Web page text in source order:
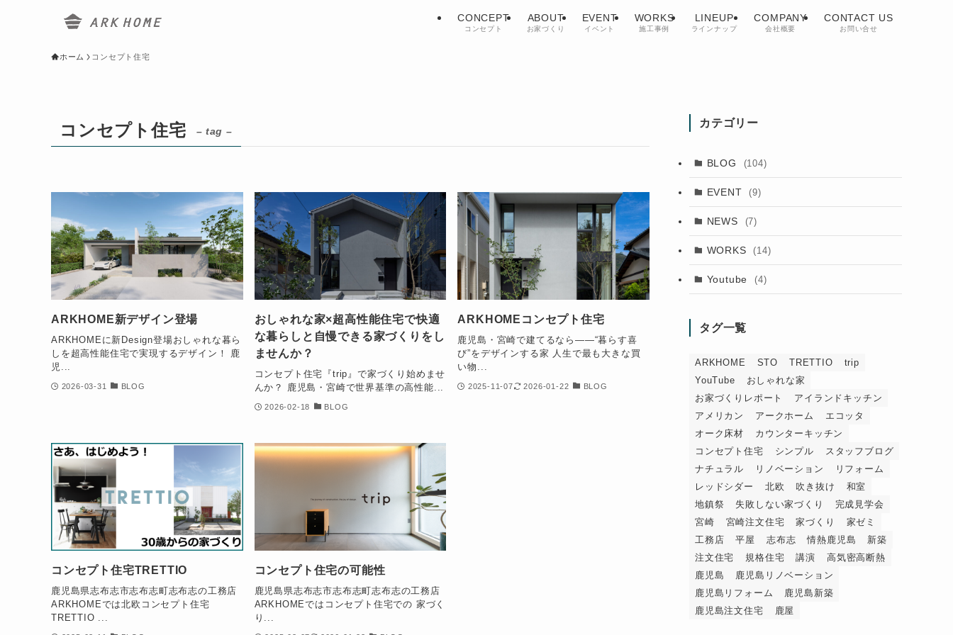
CONCEPT
コンセプト
ABOUT
お家づくり
EVENT
イベント
WORKS
施工事例
LINEUP
ラインナップ
COMPANY
会社概要
CONTACT US
お問い合せ
ホーム コンセプト住宅
コンセプト住宅 – tag –
ARKHOME新デザイン登場
ARKHOMEに新Design登場おしゃれな暮ら
しを超高性能住宅で実現するデザイン！ 鹿
児...
2026-03-31 BLOG
おしゃれな家×超高性能住宅で快適
な暮らしと自慢できる家づくりをし
ませんか？
コンセプト住宅『trip』で家づくり始めませ
んか？ 鹿児島・宮崎で世界基準の高性能...
2026-02-18 BLOG
ARKHOMEコンセプト住宅
鹿児島・宮崎で建てるなら――“暮らす喜
び”をデザインする家 人生で最も大きな買
い物...
2025-11-07 2026-01-22 BLOG
コンセプト住宅TRETTIO
鹿児島県志布志市志布志町志布志の工務店
ARKHOMEでは北欧コンセプト住宅
TRETTIO ...
コンセプト住宅の可能性
鹿児島県志布志市志布志町志布志の工務店
ARKHOMEではコンセプト住宅での 家づく
り...
カテゴリー
BLOG (104)
EVENT (9)
NEWS (7)
WORKS (14)
Youtube (4)
タグ一覧
ARKHOME STO TRETTIO
trip
YouTube
おしゃれな家
お家づくりレポート
アイランドキッチン
アメリカン
アークホーム
エコッタ
オーク床材
カウンターキッチン
コンセプト住宅
シンプル
スタッフブログ
ナチュラル
リノベーション
リフォーム
レッドシダー
北欧 吹き抜け
和室
地鎮祭
失敗しない家づくり
完成見学会
宮崎
宮崎注文住宅 家づくり
家ゼミ
工務店
平屋 志布志 情熱鹿児島
新築
注文住宅
規格住宅 講演
高気密高断熱
鹿児島
鹿児島リノベーション
鹿児島リフォーム
鹿児島新築
鹿児島注文住宅
鹿屋